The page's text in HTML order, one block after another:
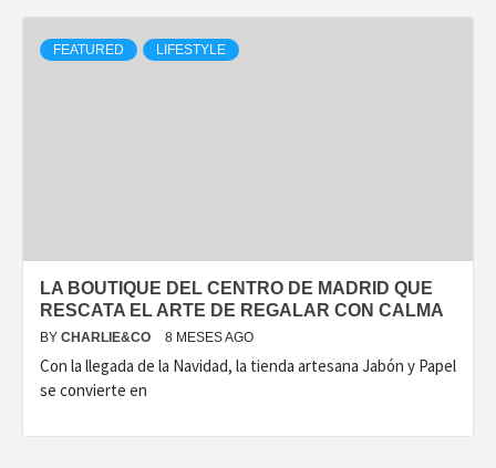
FEATURED LIFESTYLE
LA BOUTIQUE DEL CENTRO DE MADRID QUE
RESCATA EL ARTE DE REGALAR CON CALMA
BY CHARLIE&CO 8 MESES AGO
Con la llegada de la Navidad, la tienda artesana Jabón y Papel
se convierte en